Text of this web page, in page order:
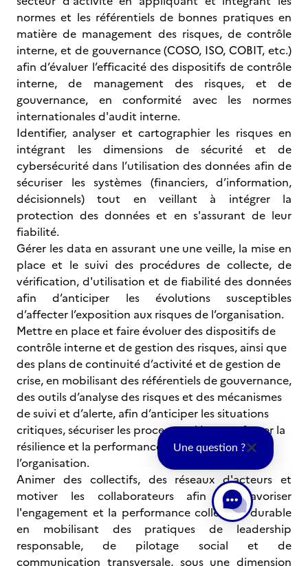
normes et les référentiels de bonnes pratiques en
matière de management des risques, de contrôle
interne, et de gouvernance (COSO, ISO, COBIT, etc.)
afin d’évaluer l’efficacité des dispositifs de contrôle
interne, de management des risques, et de
gouvernance, en conformité avec les normes
internationales d'audit interne.
Identifier, analyser et cartographier les risques en
intégrant les dimensions de sécurité et de
cybersécurité dans l’utilisation des données afin de
sécuriser les systèmes (financiers, d’information,
décisionnels) tout en veillant à intégrer la
protection des données et en s'assurant de leur
fiabilité.
Gérer les data en assurant une une veille, la mise en
place et le suivi des procédures de collecte, de
vérification, d'utilisation et de fiabilité des données
afin d’anticiper les évolutions susceptibles
d’affecter l’exposition aux risques de l’organisation.
Mettre en place et faire évoluer des dispositifs de
contrôle interne et de gestion des risques, ainsi que
des plans de continuité d’activité et de gestion de
crise, en mobilisant des référentiels de gouvernance,
des outils d’analyse des risques et des mécanismes
de suivi et d’alerte, afin d’anticiper les situations
critiques, sécuriser les processus clés et renforcer la
résilience et la performance durable de
l’organisation.
Animer des collectifs, des réseaux d'acteurs et
motiver les collaborateurs afin de favoriser
l'engagement et la performance collective durable
en mobilisant des pratiques de leadership
responsable, de pilotage social et de
communication transversale, sous une dimension
Une question ?